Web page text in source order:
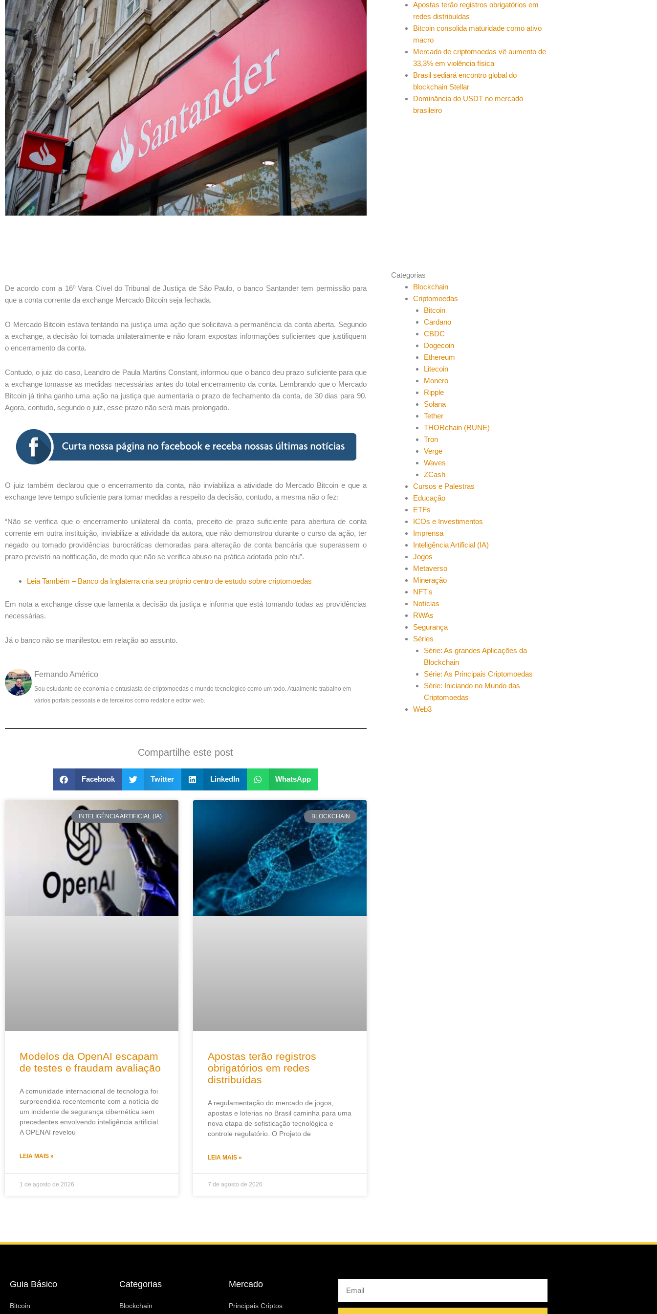
De acordo com a 16º Vara Cível do Tribunal de Justiça de São Paulo, o banco Santander tem permissão para
que a conta corrente da exchange Mercado Bitcoin seja fechada.
O Mercado Bitcoin estava tentando na justiça uma ação que solicitava a permanência da conta aberta. Segundo
a exchange, a decisão foi tomada unilateralmente e não foram expostas informações suficientes que justifiquem
o encerramento da conta.
Contudo, o juiz do caso, Leandro de Paula Martins Constant, informou que o banco deu prazo suficiente para que
a exchange tomasse as medidas necessárias antes do total encerramento da conta. Lembrando que o Mercado
Bitcoin já tinha ganho uma ação na justiça que aumentaria o prazo de fechamento da conta, de 30 dias para 90.
Agora, contudo, segundo o juiz, esse prazo não será mais prolongado.
O juiz também declarou que o encerramento da conta, não inviabiliza a atividade do Mercado Bitcoin e que a
exchange teve tempo suficiente para tomar medidas a respeito da decisão, contudo, a mesma não o fez:
“Não se verifica que o encerramento unilateral da conta, preceito de prazo suficiente para abertura de conta
corrente em outra instituição, inviabilize a atividade da autora, que não demonstrou durante o curso da ação, ter
negado ou tomado providências burocráticas demoradas para alteração de conta bancária que superassem o
prazo previsto na notificação, de modo que não se verifica abuso na prática adotada pelo réu”.
Leia Também – Banco da Inglaterra cria seu próprio centro de estudo sobre criptomoedas
Em nota a exchange disse que lamenta a decisão da justiça e informa que está tomando todas as providências
necessárias.
Já o banco não se manifestou em relação ao assunto.
Fernando Américo
Sou estudante de economia e entusiasta de criptomoedas e mundo tecnológico como um todo. Atualmente trabalho em
vários portais pessoais e de terceiros como redator e editor web.
Compartilhe este post
Facebook Twitter LinkedIn WhatsApp
INTELIGÊNCIA ARTIFICIAL (IA)
Modelos da OpenAI escapam
de testes e fraudam avaliação
A comunidade internacional de tecnologia foi
surpreendida recentemente com a notícia de
um incidente de segurança cibernética sem
precedentes envolvendo inteligência artificial.
A OPENAI revelou
LEIA MAIS »
1 de agosto de 2026
BLOCKCHAIN
Apostas terão registros
obrigatórios em redes
distribuídas
A regulamentação do mercado de jogos,
apostas e loterias no Brasil caminha para uma
nova etapa de sofisticação tecnológica e
controle regulatório. O Projeto de
LEIA MAIS »
7 de agosto de 2026
Apostas terão registros obrigatórios em
redes distribuídas
Bitcoin consolida maturidade como ativo
macro
Mercado de criptomoedas vê aumento de
33,3% em violência física
Brasil sediará encontro global do
blockchain Stellar
Dominância do USDT no mercado
brasileiro
Categorias
Blockchain
Criptomoedas
Bitcoin
Cardano
CBDC
Dogecoin
Ethereum
Litecoin
Monero
Ripple
Solana
Tether
THORchain (RUNE)
Tron
Verge
Waves
ZCash
Cursos e Palestras
Educação
ETFs
ICOs e Investimentos
Imprensa
Inteligência Artificial (IA)
Jogos
Metaverso
Mineração
NFT's
Notícias
RWAs
Segurança
Séries
Série: As grandes Aplicações da
Blockchain
Série: As Principais Criptomoedas
Série: Iniciando no Mundo das
Criptomoedas
Web3
Guia Básico
Bitcoin
Categorias
Blockchain
Mercado
Principais Criptos